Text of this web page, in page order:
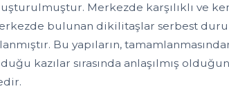
Merkezde karşılıklı ve
bulunan dikilitaşlar serbest
Bu yapıların,
kazılar sırasında anlaşılmış